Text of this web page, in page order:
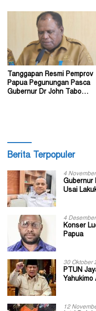
Tanggapan Resmi Pemprov
Papua Pegunungan Pasca
Gubernur Dr John Tabo
Berita Terpopuler
4
Gubernur
Usai
4
Konser
Papua
30 Oktober
PTUN
12